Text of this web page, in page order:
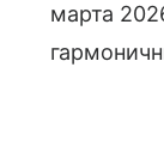
марта